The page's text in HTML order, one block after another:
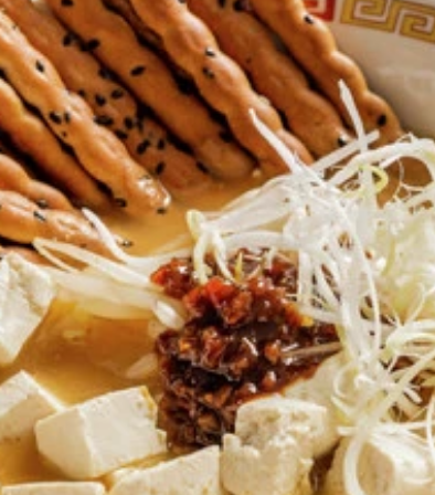
プを取り出し、カップにかやくを入れたら熱湯を
口大にカットする。ガッツリ食べるならパティは
スなどを添える。つけ汁はスープを通常の半量程
ドな味になるため、お好みで酸味や辛味を足して